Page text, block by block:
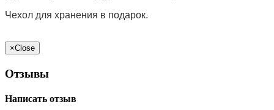
Чехол для хранения в подарок.
×Close
Отзывы
Написать отзыв